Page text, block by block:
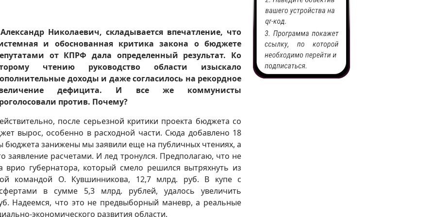
Николаевич, складывается впечатление, что
и обоснованная критика закона о бюджете
от КПРФ дала определенный результат. Ко
чтению руководство области изыскало
доходы и даже согласилось на рекордное
дефицита. И все же коммунисты
против. Почему?
после серьезной критики проекта бюджета со
вырос, особенно в расходной части. Сюда добавлено 18
бюджета занижены мы заявили еще на публичных чтениях, а
заявление расчетами. И лед тронулся. Предполагаю, что не
губернатора, который смело решился вытряхнуть из
командой О. Кувшинникова, 12,7 млрд. руб. В купе с
в сумме 5,3 млрд. рублей, удалось увеличить
Надеемся, что это не предвыборный маневр, а реальные
экономического развития области.